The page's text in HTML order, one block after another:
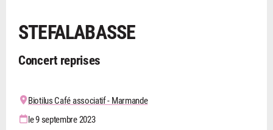
STEFALABASSE
Concert reprises
Biotilus Café associatif - Marmande
le 9 septembre 2023